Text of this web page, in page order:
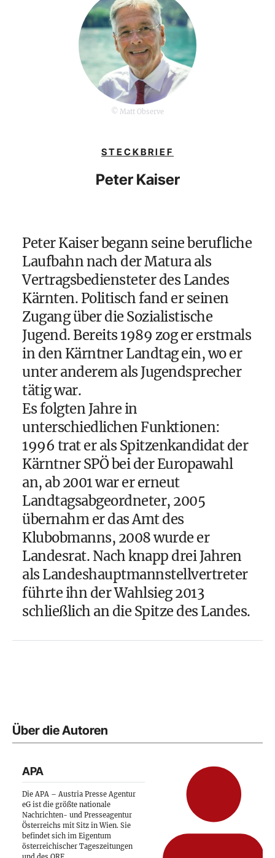
© Matt Observe
STECKBRIEF
Peter Kaiser
Peter Kaiser begann seine berufliche
Laufbahn nach der Matura als
Vertragsbediensteter des Landes
Kärnten. Politisch fand er seinen
Zugang über die Sozialistische
Jugend. Bereits 1989 zog er erstmals
in den Kärntner Landtag ein, wo er
unter anderem als Jugendsprecher
tätig war.
Es folgten Jahre in
unterschiedlichen Funktionen:
1996 trat er als Spitzenkandidat der
Kärntner SPÖ bei der Europawahl
an, ab 2001 war er erneut
Landtagsabgeordneter, 2005
übernahm er das Amt des
Klubobmanns, 2008 wurde er
Landesrat. Nach knapp drei Jahren
als Landeshauptmannstellvertreter
führte ihn der Wahlsieg 2013
schließlich an die Spitze des Landes.
Über die Autoren
APA
Die APA – Austria Presse Agentur
eG ist die größte nationale
Nachrichten- und Presseagentur
Österreichs mit Sitz in Wien. Sie
befindet sich im Eigentum
österreichischer Tageszeitungen